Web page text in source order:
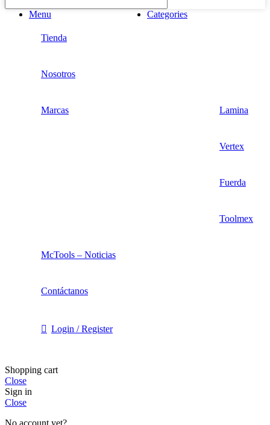
Menu Categories
Tienda
Nosotros
Marcas Lamina
Vertex
Fuerda
Toolmex
McTools – Noticias
Contáctanos
Login / Register
Shopping cart
Close
Sign in
Close